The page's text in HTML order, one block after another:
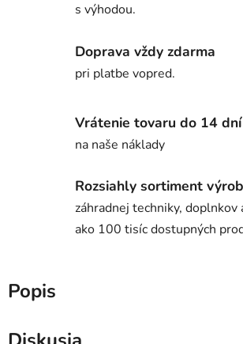
s výhodou.
Doprava vždy zdarma
pri platbe vopred.
Vrátenie tovaru do 14 dní
na naše náklady
Rozsiahly sortiment
záhradnej techniky, doplnkov
ako 100 tisíc dostupných
Popis